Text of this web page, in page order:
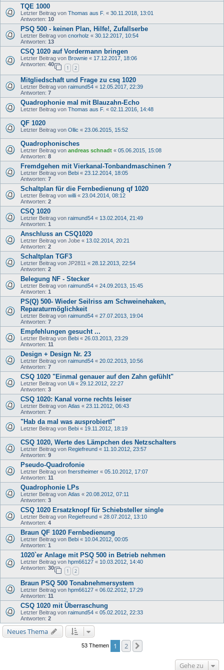
TQE 1000
Letzter Beitrag von Thomas aus F. « 30.11.2018, 13:01
Antworten: 10
PSQ 500 - keinen Plan, Hilfe!, Zufallserbe
Letzter Beitrag von cnorholz « 30.12.2017, 10:54
Antworten: 13
CSQ 1020 auf Vordermann bringen
Letzter Beitrag von Brownie « 17.12.2017, 18:06
Antworten: 40
1 2
Mitgliedschaft und Frage zu csq 1020
Letzter Beitrag von raimund54 « 12.05.2017, 22:39
Antworten: 7
Quadrophonie mal mit Blauzahn-Echo
Letzter Beitrag von Thomas aus F. « 02.11.2016, 14:48
QF 1020
Letzter Beitrag von Ollic « 23.06.2015, 15:52
Quadrophonisches
Letzter Beitrag von andreas schnadt « 05.06.2015, 15:08
Antworten: 8
Fremdgehen mit Vierkanal-Tonbandmaschinen ?
Letzter Beitrag von Bebi « 23.12.2014, 18:05
Antworten: 7
Schaltplan für die Fernbedienung qf 1020
Letzter Beitrag von willi « 23.04.2014, 08:12
Antworten: 2
CSQ 1020
Letzter Beitrag von raimund54 « 13.02.2014, 21:49
Antworten: 1
Anschluss an CSQ1020
Letzter Beitrag von Jobe « 13.02.2014, 20:21
Antworten: 2
Schaltplan TGF3
Letzter Beitrag von JP2811 « 28.12.2013, 22:54
Antworten: 2
Belegung NF - Stecker
Letzter Beitrag von raimund54 « 24.09.2013, 15:45
Antworten: 1
PS(Q) 500- Wieder Seilriss am Schweinehaken,
Reparaturmöglichkeit
Letzter Beitrag von raimund54 « 27.07.2013, 19:04
Antworten: 7
Empfehlungen gesucht ...
Letzter Beitrag von Bebi « 26.03.2013, 23:29
Antworten: 11
Design + Design Nr. 23
Letzter Beitrag von raimund54 « 20.02.2013, 10:56
Antworten: 7
CSQ 1020 "Einmal genauer auf den Zahn gefühlt"
Letzter Beitrag von Uli « 29.12.2012, 22:27
Antworten: 3
CSQ 1020: Kanal vorne rechts leiser
Letzter Beitrag von Atlas « 23.11.2012, 06:43
Antworten: 7
"Hab da mal was ausprobiert!"
Letzter Beitrag von Bebi « 19.11.2012, 18:19
CSQ 1020, Werte des Lämpchen des Netzschalters
Letzter Beitrag von Regiefreund « 11.10.2012, 23:57
Antworten: 9
Pseudo-Quadrofonie
Letzter Beitrag von fnerstheimer « 05.10.2012, 17:07
Antworten: 11
Quadrophonie LPs
Letzter Beitrag von Atlas « 20.08.2012, 07:11
Antworten: 3
CSQ 1020 Ersatzknopf für Schiebsteller single
Letzter Beitrag von Regiefreund « 28.07.2012, 13:10
Antworten: 4
Braun QF 1020 Fernbedienung
Letzter Beitrag von Bebi « 10.04.2012, 00:05
Antworten: 1
1020`er Anlage mit PSQ 500 in Betrieb nehmen
Letzter Beitrag von hpm66127 « 10.03.2012, 14:40
Antworten: 30
1 2
Braun PSQ 500 Tonabnehmersystem
Letzter Beitrag von hpm66127 « 06.02.2012, 17:29
Antworten: 11
CSQ 1020 mit Überraschung
Letzter Beitrag von raimund54 « 05.02.2012, 22:33
Antworten: 2
Neues Thema
53 Themen 1 2
Gehe zu